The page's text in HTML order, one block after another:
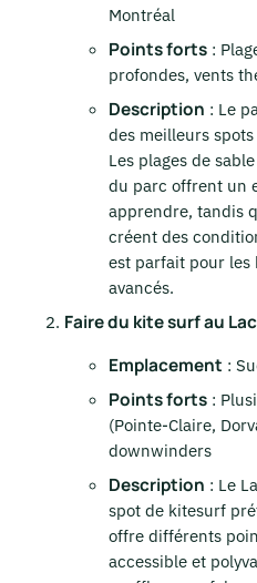
Montréal
Points forts :
profondes, vents
Description : Le
des meilleurs
Les plages de
du parc offrent un
apprendre, tandis
créent des
est parfait pour
avancés.
Faire du kite surf au
Emplacement :
Points forts :
(Pointe-Claire,
downwinders
Description : Le
spot de kitesurf
offre différents
accessible et